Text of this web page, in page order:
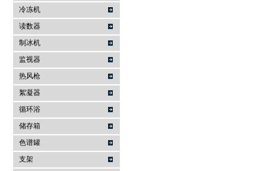
冷冻机
读数器
制冰机
监视器
热风枪
絮凝器
循环浴
储存箱
色谱罐
支架